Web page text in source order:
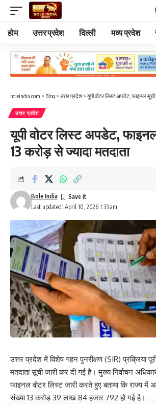
होम उत्तर प्रदेश दिल्ली मध्य प्रदेश
boleindia.com > Blog > उत्तर प्रदेश> यूपी वोटर लिस्ट अपडेट, फाइनल सूची
उत्तर प्रदेश
यूपी वोटर लिस्ट अपडेट,
13 करोड़ से ज्यादा मतदाता
Last updated: April 10, 2026 1:33 am
Bole India
उत्तर प्रदेश में विशेष गहन पुनरीक्षण (SIR) प्रक्रिया
मतदाता सूची जारी कर दी गई है। मुख्य निर्वाचन
फाइनल वोटर लिस्ट जारी करते हुए बताया कि राज्य
संख्या 13 करोड़ 39 लाख 84 हजार 792 हो गई है।